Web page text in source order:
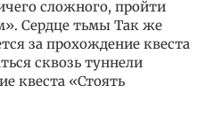
сложного, пройти
Сердце тьмы Так же
за прохождение квеста
сквозь туннели
квеста «Стоять